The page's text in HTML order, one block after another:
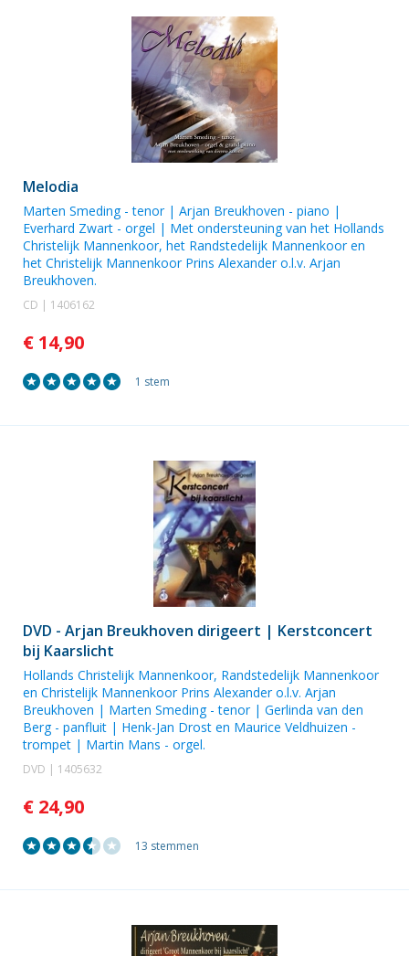
Melodia
Marten Smeding- tenor | Arjan Breukhoven - piano |
Everhard Zwart - orgel | Met ondersteuning van het Hollands
Christelijk Mannenkoor, het Randstedelijk Mannenkoor en
het Christelijk Mannenkoor Prins Alexandero.l.v. Arjan
Breukhoven.
CD | 1406162
€ 14,90
1 stem
DVD - Arjan Breukhoven dirigeert | Kerstconcert
bij Kaarslicht
Hollands Christelijk Mannenkoor, Randstedelijk Mannenkoor
en Christelijk Mannenkoor Prins Alexandero.l.v. Arjan
Breukhoven | Marten Smeding- tenor | Gerlinda van den
Berg- panfluit | Henk-Jan Drost en Maurice Veldhuizen -
trompet | Martin Mans - orgel.
DVD | 1405632
€ 24,90
13 stemmen